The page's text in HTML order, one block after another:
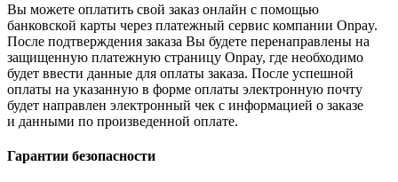
Вы можете оплатить свой заказ онлайн с помощью
банковской карты через платежный сервис компании Onpay.
После подтверждения заказа Вы будете перенаправлены на
защищенную платежную страницу Onpay, где необходимо
будет ввести данные для оплаты заказа. После успешной
оплаты на указанную в форме оплаты электронную почту
будет направлен электронный чек с информацией о заказе
и данными по произведенной оплате.
Гарантии безопасности